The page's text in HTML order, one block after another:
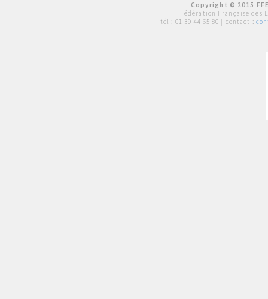
Copyright © 2015
Fédération Française des
tél : 01 39 44 65 80 | contact :